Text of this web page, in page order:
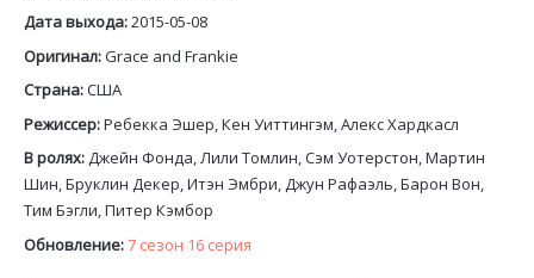
Дата выхода:2015-05-08
Оригинал:Grace and Frankie
Страна:США
Режиссер:Ребекка Эшер, Кен Уиттингэм, Алекс Хардкасл
В ролях:Джейн Фонда, Лили Томлин, Сэм Уотерстон, Мартин
Шин, Бруклин Декер, Итэн Эмбри, Джун Рафаэль, Барон Вон,
Тим Бэгли, Питер Кэмбор
Обновление:7 сезон 16 серия